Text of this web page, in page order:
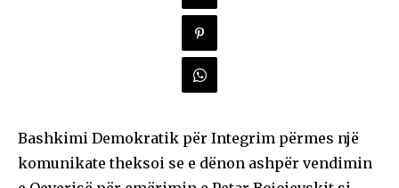
Bashkimi Demokratik për Integrim përmes një
komunikate theksoi se e dënon ashpër vendimin